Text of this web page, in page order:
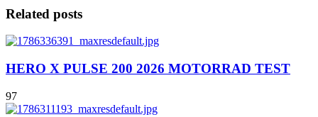
Related posts
HERO X PULSE 200 2026 MOTORRAD TEST
97